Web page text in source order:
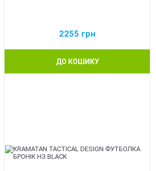
2255 грн
ДО КОШИКУ